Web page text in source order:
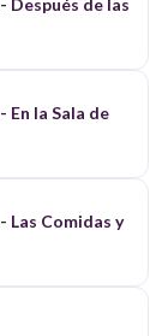
Después de las
En la Sala de
Las Comidas y